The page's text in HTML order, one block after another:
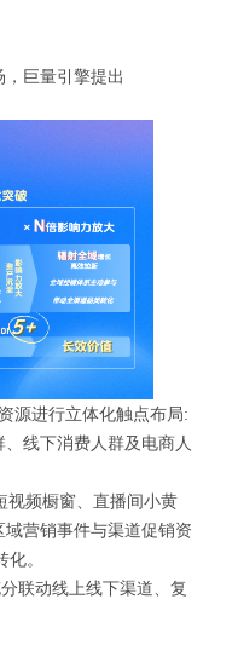
巨量引擎提出
源进行立体化触点布局:
线下消费人群及电商人
视频橱窗、直播间小黄
营销事件与渠道促销资
。
联动线上线下渠道、复